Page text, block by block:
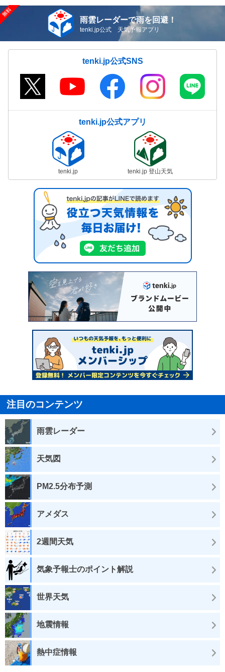
雨雲レーダーで雨を回避！
tenki.jp公式 天気予報アプリ
tenki.jp公式SNS
tenki.jp公式アプリ
tenki.jp tenki.jp 登山天気
注目のコンテンツ
雨雲レーダー
天気図
PM2.5分布予測
アメダス
2週間天気
気象予報士のポイント解説
世界天気
地震情報
熱中症情報